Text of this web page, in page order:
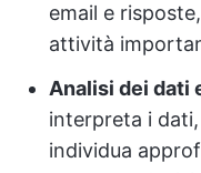
email e
attività
Analisi dei dati
interpreta i
individua